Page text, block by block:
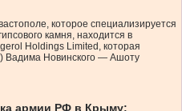
которое специализируется
камня, находится в
Holdings Limited, которая
Вадима Новинского — Ашоту
армии РФ в Крыму: